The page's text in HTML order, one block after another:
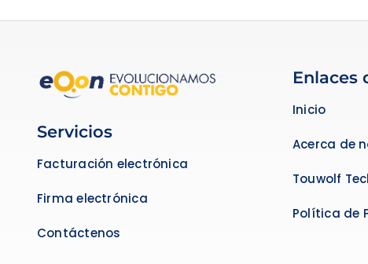
Servicios
Facturación electrónica
Firma electrónica
Contáctenos
Enlaces
Inicio
Acerca de
Touwolf
Política de